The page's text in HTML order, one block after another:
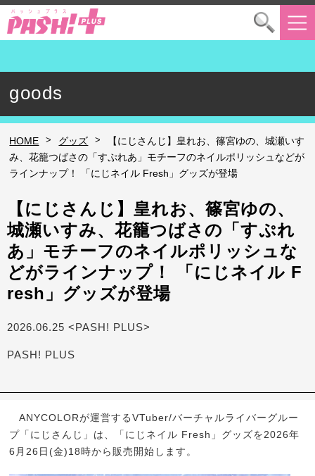
goods
HOME > グッズ >
【にじさんじ】皇れお、篠宮ゆの、城瀬いす
み、花籠つばさの「すぷれあ」モチーフのネイルポリッシュなどが
ラインナップ！ 「にじネイル Fresh」グッズが登場
【にじさんじ】皇れお、篠宮ゆの、
城瀬いすみ、花籠つばさの「すぷれ
あ」モチーフのネイルポリッシュな
どがラインナップ！ 「にじネイル F
resh」グッズが登場
2026.06.25 <PASH! PLUS>
PASH! PLUS
ANYCOLORが運営するVTuber/バーチャルライバーグルー
プ「にじさんじ」は、「にじネイル Fresh」グッズを2026年
6月26日(金)18時から販売開始します。